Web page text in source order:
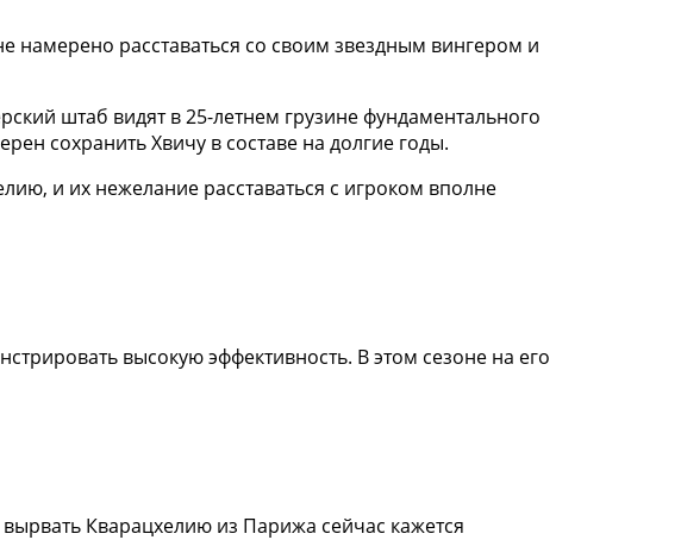
намерено расставаться со своим звездным вингером и
штаб видят в 25-летнем грузине фундаментального
сохранить Хвичу в составе на долгие годы.
и их нежелание расставаться с игроком вполне
высокую эффективность. В этом сезоне на его
Кварацхелию из Парижа сейчас кажется